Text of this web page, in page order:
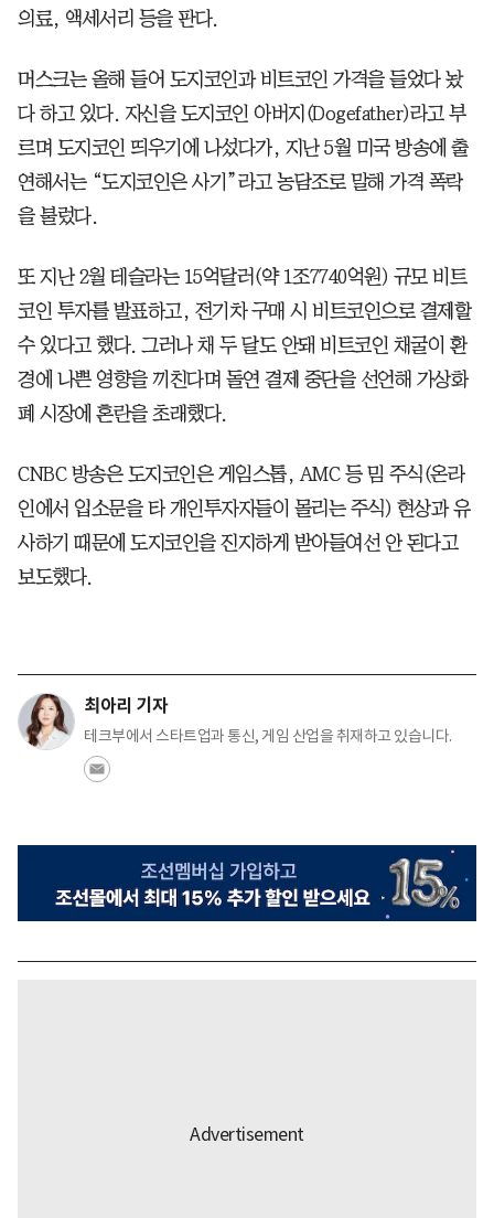
의료, 액세서리 등을 판다.
머스크는 올해 들어 도지코인과 비트코인 가격을 들었다 놨
다 하고 있다. 자신을 도지코인 아버지(Dogefather)라고 부
르며 도지코인 띄우기에 나섰다가, 지난 5월 미국 방송에 출
연해서는 “도지코인은 사기”라고 농담조로 말해 가격 폭락
을 불렀다.
또 지난 2월 테슬라는 15억달러(약 1조7740억원) 규모 비트
코인 투자를 발표하고, 전기차 구매 시 비트코인으로 결제할
수 있다고 했다. 그러나 채 두 달도 안돼 비트코인 채굴이 환
경에 나쁜 영향을 끼친다며 돌연 결제 중단을 선언해 가상화
폐 시장에 혼란을 초래했다.
CNBC 방송은 도지코인은 게임스톱, AMC 등 밈 주식(온라
인에서 입소문을 타 개인투자자들이 몰리는 주식) 현상과 유
사하기 때문에 도지코인을 진지하게 받아들여선 안 된다고
보도했다.
최아리 기자
테크부에서 스타트업과 통신, 게임 산업을 취재하고 있습니다.